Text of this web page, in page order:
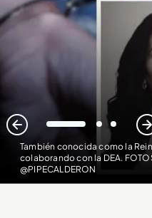
También conocida como la
colaborando con la DEA.
@PIPECALDERON
1 2 3